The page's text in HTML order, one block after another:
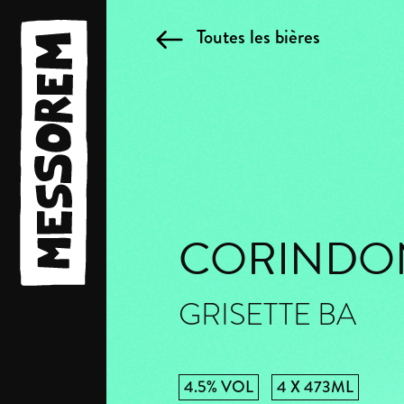
Toutes les bières
GRISETTE BA
4.5% VOL 4 X 473ML